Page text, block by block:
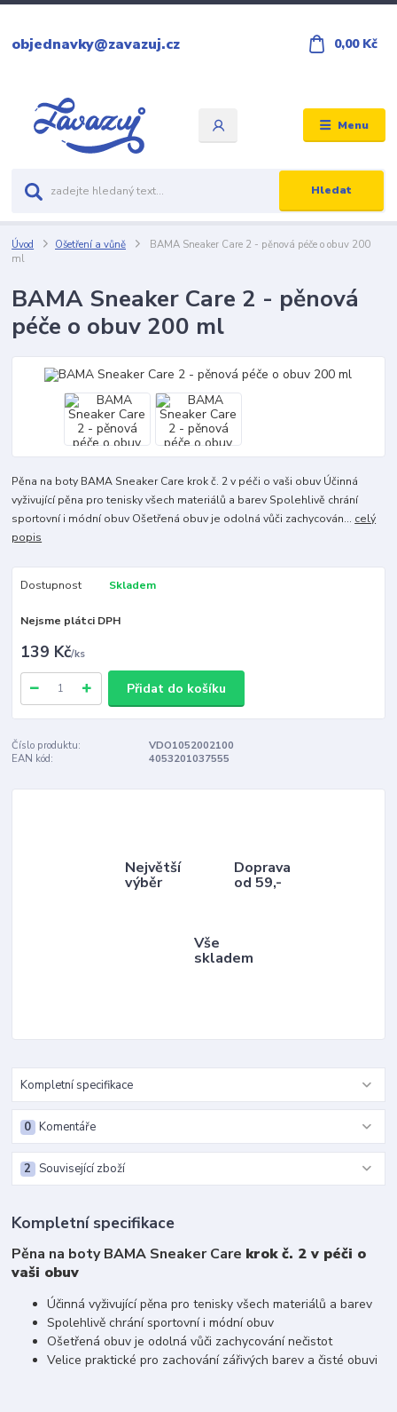
Menu
Hledat
objednavky@zavazuj.cz 0,00 Kč
Úvod Ošetření a vůně
BAMA Sneaker Care 2 - pěnová péče o obuv 200
ml
BAMA Sneaker Care 2 - pěnová
péče o obuv 200 ml
Pěna na boty BAMA Sneaker Care krok č. 2 v péči o vaši obuv Účinná
vyživující pěna pro tenisky všech materiálů a barev Spolehlivě chrání
sportovní i módní obuv Ošetřená obuv je odolná vůči zachycován... celý
popis
Dostupnost Skladem
Nejsme plátci DPH
139 Kč/ks
Přidat do košíku
Číslo produktu:
VDO1052002100
EAN kód:
4053201037555
Největší
výběr
Doprava
od 59,-
Vše
skladem
Kompletní specifikace
Komentáře
0
Související zboží
2
Kompletní specifikace
Pěna na boty BAMA Sneaker Care krok č. 2 v péči o
vaši obuv
Účinná vyživující pěna pro tenisky všech materiálů a barev
Spolehlivě chrání sportovní i módní obuv
Ošetřená obuv je odolná vůči zachycování nečistot
Velice praktické pro zachování zářivých barev a čisté obuvi